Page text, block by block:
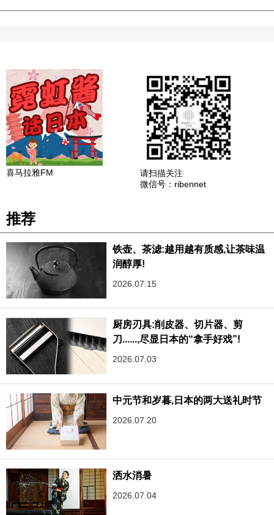
喜马拉雅FM
请扫描关注
微信号：ribennet
推荐
铁壶、茶滤:越用越有质感,让茶味温
润醇厚!
2026.07.15
厨房刃具:削皮器、切片器、剪
刀......,尽显日本的“拿手好戏”!
2026.07.03
中元节和岁暮,日本的两大送礼时节
2026.07.20
洒水消暑
2026.07.04